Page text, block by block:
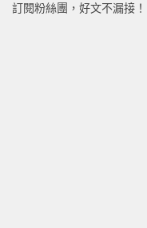
訂閱粉絲團，好文不漏接！